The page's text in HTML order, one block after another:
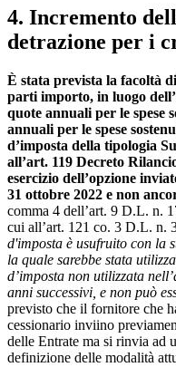
4. Incremento
detrazione per i
È stata prevista la facoltà
parti importo, in luogo
quote annuali per le spese
annuali per le spese
d’imposta della tipologia
all’art. 119 Decreto
esercizio dell’opzione
31 ottobre 2022 e non
comma 4 dell’art. 9 D.L. n.
cui all’art. 121 co. 3 D.L. n.
d'imposta è usufruito con la
la quale sarebbe stata
d’imposta non utilizzata
anni successivi, e non può
previsto che il fornitore che
cessionario inviino
delle Entrate ma si rinvia ad
definizione delle modalità